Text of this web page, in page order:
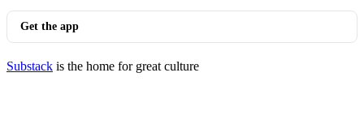
Get the app
Substack is the home for great culture